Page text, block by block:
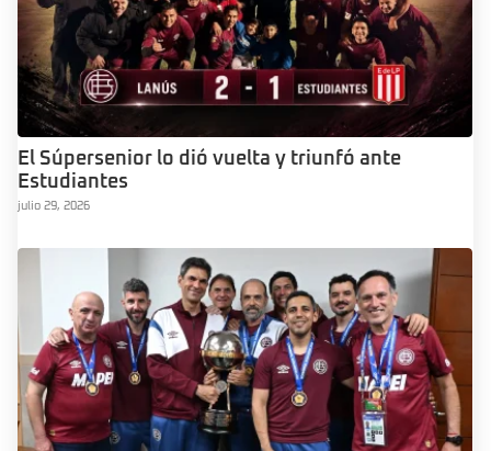
El Súpersenior lo dió vuelta y triunfó ante
Estudiantes
julio 29, 2026